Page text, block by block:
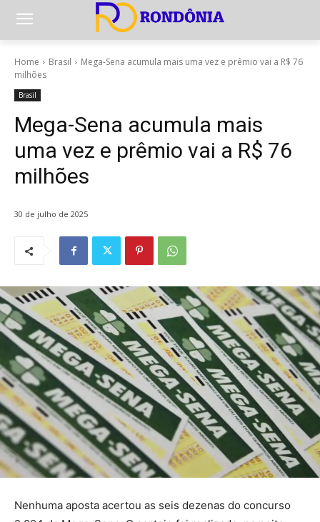
Home Brasil
Mega-Sena acumula mais uma vez e prêmio vai a R$ 76
milhões
Brasil
Mega-Sena acumula mais
uma vez e prêmio vai a R$ 76
milhões
30 de julho de 2025
Nenhuma aposta acertou as seis dezenas do concurso